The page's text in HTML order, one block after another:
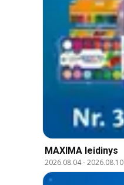
MAXIMA leidinys
2026.08.04-2026.08.10